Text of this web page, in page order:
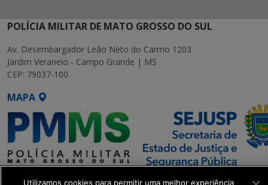
POLÍCIA MILITAR DE MATO GROSSO DO SUL
Av. Desembargador Leão Neto do Carmo 1203
Jardim Veraneio - Campo Grande | MS
CEP: 79037-100
MAPA
SETDIG | Secretaria-Executiva
Utilizamos cookies para permitir uma melhor experiência